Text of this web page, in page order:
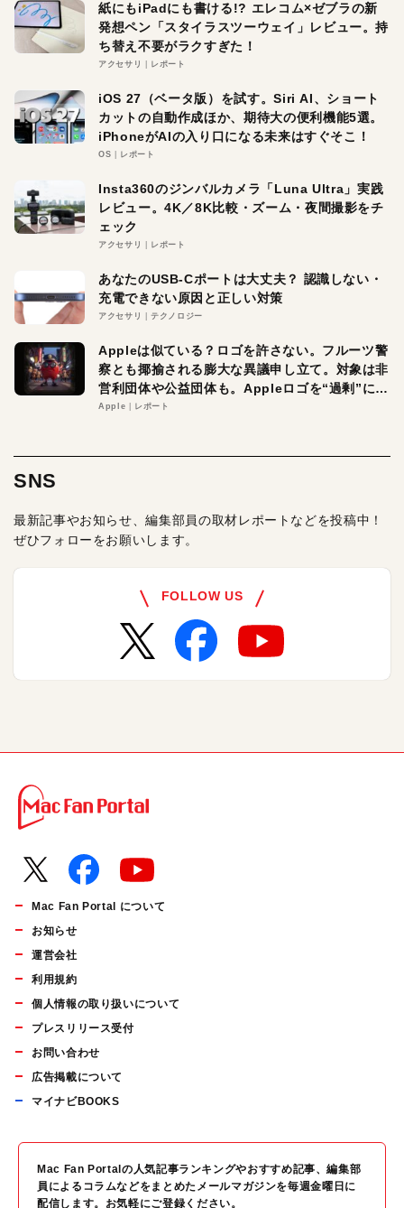
紙にもiPadにも書ける!? エレコム×ゼブラの新
発想ペン「スタイラスツーウェイ」レビュー。持
ち替え不要がラクすぎた！
アクセサリ レポート
iOS 27（ベータ版）を試す。Siri AI、ショート
カットの自動作成ほか、期待大の便利機能5選。
iPhoneがAIの入り口になる未来はすぐそこ！
OS レポート
Insta360のジンバルカメラ「Luna Ultra」実践
レビュー。4K／8K比較・ズーム・夜間撮影をチ
ェック
アクセサリ レポート
あなたのUSB-Cポートは大丈夫？ 認識しない・
充電できない原因と正しい対策
アクセサリ テクノロジー
Appleは似ている？ロゴを許さない。フルーツ警
察とも揶揄される膨大な異議申し立て。対象は非
営利団体や公益団体も。Appleロゴを“過剰”に守
る理由とは
Apple レポート
SNS
最新記事やお知らせ、編集部員の取材レポートなどを投稿中！
ぜひフォローをお願いします。
FOLLOW US
Mac Fan Portal について
お知らせ
運営会社
利用規約
個人情報の取り扱いについて
プレスリリース受付
お問い合わせ
広告掲載について
マイナビBOOKS
Mac Fan Portalの人気記事ランキングやおすすめ記事、編集部
員によるコラムなどをまとめたメールマガジンを毎週金曜日に
配信します。お気軽にご登録ください。